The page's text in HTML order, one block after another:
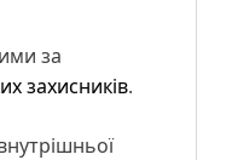
за
захисників.